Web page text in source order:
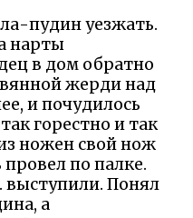
пудин уезжать.
нарты
в дом обратно
жерди над
и почудилось
горестно и так
ножен свой нож
по палке.
выступили. Понял
а